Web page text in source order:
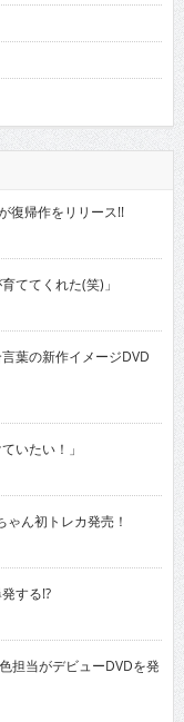
復帰作をリリース!!
ててくれた(笑)」
葉の新作イメージDVD
いたい！」
ん初トレカ発売！
する!?
担当がデビューDVDを発